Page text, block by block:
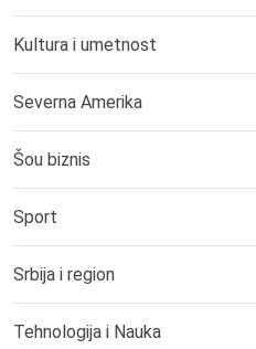
Kultura i umetnost
Severna Amerika
Šou biznis
Sport
Srbija i region
Tehnologija i Nauka